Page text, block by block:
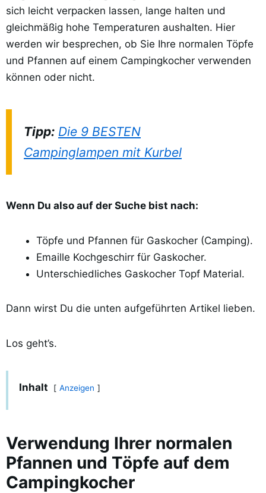
sich leicht verpacken lassen, lange halten und
gleichmäßig hohe Temperaturen aushalten. Hier
werden wir besprechen, ob Sie Ihre normalen Töpfe
und Pfannen auf einem Campingkocher verwenden
können oder nicht.
Tipp: Die 9 BESTEN
Campinglampen mit Kurbel
Wenn Du also auf der Suche bist nach:
Töpfe und Pfannen für Gaskocher (Camping).
Emaille Kochgeschirr für Gaskocher.
Unterschiedliches Gaskocher Topf Material.
Dann wirst Du die unten aufgeführten Artikel lieben.
Los geht’s.
Inhalt Anzeigen
Verwendung Ihrer normalen
Pfannen und Töpfe auf dem
Campingkocher